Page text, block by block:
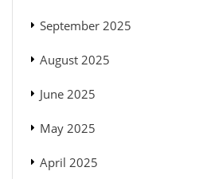
September 2025
August 2025
June 2025
May 2025
April 2025